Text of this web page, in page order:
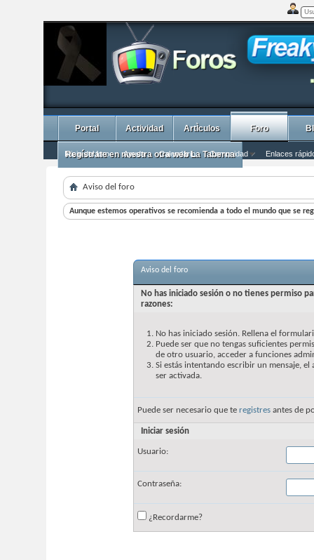
Portal Actividad ArtÌculos Foro
Inicio del foro Ayuda Calendario Comunidad Enlaces
Regístrate en nuestra otra web La Taberna
Aviso del foro
Aunque estemos operativos se recomienda a todo el mundo que se
Aviso del foro
No has iniciado sesión o no tienes permiso
razones:
No has iniciado sesión. Rellena el
Puede ser que no tengas suficientes
de otro usuario, acceder a funciones
Si estás intentando escribir un mensaje,
ser activada.
Puede ser necesario que te registres antes de
Iniciar sesión
Usuario:
Contraseña:
¿Recordarme?